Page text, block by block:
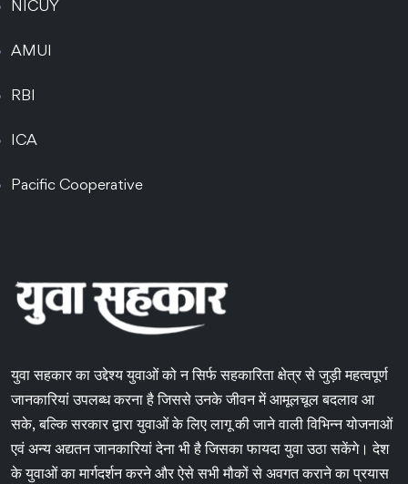
NICUY
AMUI
RBI
ICA
Pacific Cooperative
युवा सहकार का उद्देश्य युवाओं को न सिर्फ सहकारिता क्षेत्र से जुड़ी महत्वपूर्ण
जानकारियां उपलब्ध करना है जिससे उनके जीवन में आमूलचूल बदलाव आ
सके, बल्कि सरकार द्वारा युवाओं के लिए लागू की जाने वाली विभिन्न योजनाओं
एवं अन्य अद्यतन जानकारियां देना भी है जिसका फायदा युवा उठा सकेंगे। देश
के युवाओं का मार्गदर्शन करने और ऐसे सभी मौकों से अवगत कराने का प्रयास